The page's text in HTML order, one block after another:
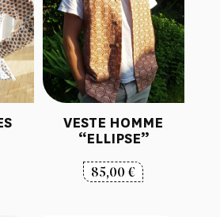
VESTE HOMME
“ELLIPSE”
85,00€